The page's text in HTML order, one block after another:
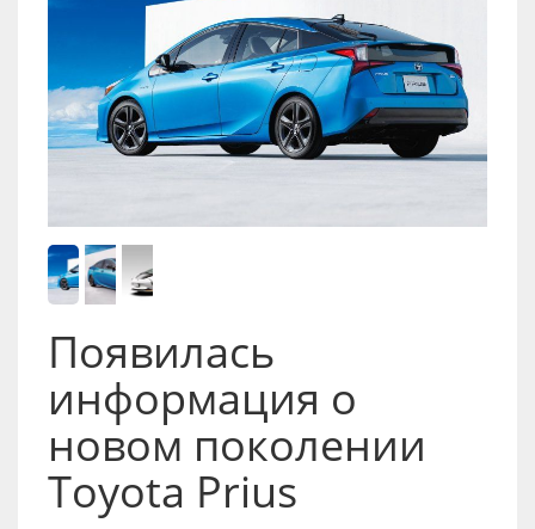
Появилась
информация о
новом поколении
Toyota Prius